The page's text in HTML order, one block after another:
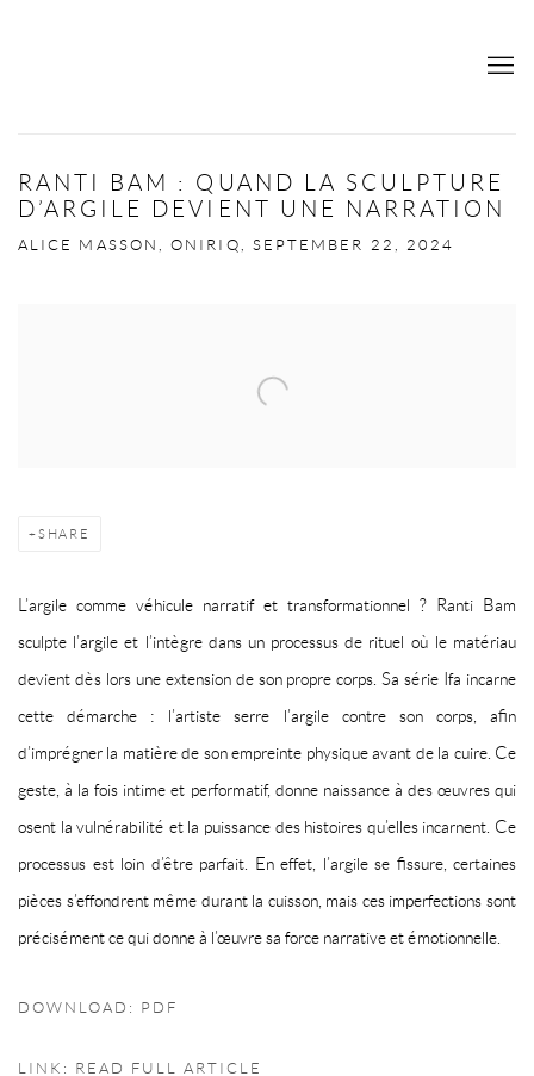
RANTI BAM : QUAND LA SCULPTURE
D’ARGILE DEVIENT UNE NARRATION
ALICE MASSON, ONIRIQ, SEPTEMBER 22, 2024
SHARE
L’argile comme véhicule narratif et transformationnel ?
Ranti Bam
sculpte l’argile et l’intègre dans un processus de rituel où le matériau
devient dès lors une extension de son propre corps. Sa série Ifa incarne
cette démarche : l’artiste serre l’argile contre son corps, afin
d’imprégner la matière de son empreinte physique avant de la cuire. Ce
geste, à la fois intime et performatif, donne naissance à des œuvres qui
osent la vulnérabilité et la puissance des histoires qu’elles incarnent. Ce
processus est loin d’être parfait. En effet, l’argile se fissure, certaines
pièces s’effondrent même durant la cuisson, mais ces imperfections sont
précisément ce qui donne à l’œuvre sa force narrative et émotionnelle.
DOWNLOAD: PDF
LINK: READ FULL ARTICLE